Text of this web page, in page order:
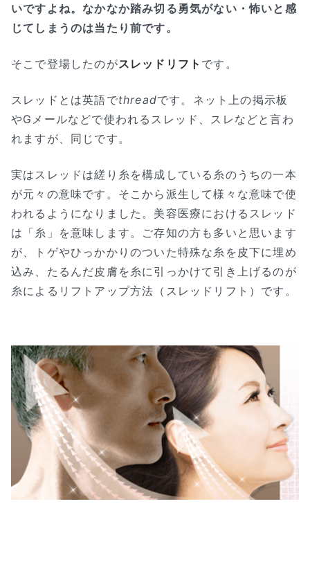
いですよね。なかなか踏み切る勇気がない・怖いと感
じてしまうのは当たり前です。
そこで登場したのがスレッドリフト です。
スレッドとは英語でthreadです。ネット上の掲示板
やGメールなどで使われるスレッド、スレなどと言わ
れますが、同じです。
実はスレッドは縒り糸を構成している糸のうちの一本
が元々の意味です。そこから派生して様々な意味で使
われるようになりました。美容医療におけるスレッド
は「糸」を意味します。ご存知の方も多いと思います
が、トゲやひっかかりのついた特殊な糸を皮下に埋め
込み、たるんだ皮膚を糸に引っかけて引き上げるのが
糸によるリフトアップ方法（スレッドリフト）です。